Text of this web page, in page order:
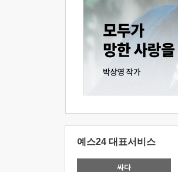
예스24 대표서비스
싸다